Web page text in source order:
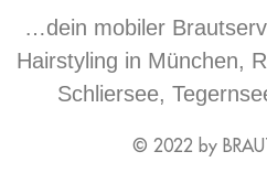
…dein mobiler
Hairstyling in München,
Schliersee,
© 2022 by